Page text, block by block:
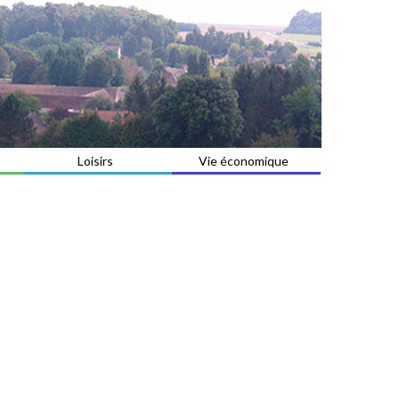
Loisirs Vie économique